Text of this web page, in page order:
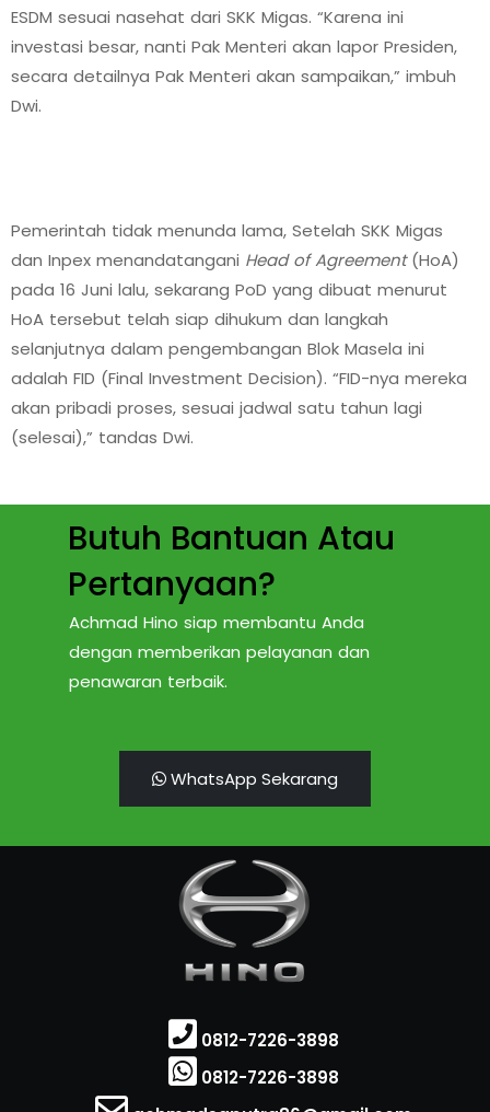
ESDM sesuai nasehat dari SKK Migas. “Karena ini
investasi besar, nanti Pak Menteri akan lapor Presiden,
secara detailnya Pak Menteri akan sampaikan,” imbuh
Dwi.
Pemerintah tidak menunda lama, Setelah SKK Migas
dan Inpex menandatangani Head of Agreement(HoA)
pada 16 Juni lalu, sekarang PoD yang dibuat menurut
HoA tersebut telah siap dihukum dan langkah
selanjutnya dalam pengembangan Blok Masela ini
adalah FID (Final Investment Decision). “FID-nya mereka
akan pribadi proses, sesuai jadwal satu tahun lagi
(selesai),” tandas Dwi.
Butuh Bantuan Atau
Pertanyaan?
Achmad Hino siap membantu Anda
dengan memberikan pelayanan dan
penawaran terbaik.
WhatsApp Sekarang
0812-7226-3898
0812-7226-3898